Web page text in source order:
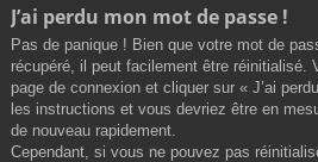
J’ai perdu mon mot de passe !
Pas de panique ! Bien que votre mot de
récupéré, il peut facilement être réinitialisé.
page de connexion et cliquer sur « J’ai
les instructions et vous devriez être en
de nouveau rapidement.
Cependant, si vous ne pouvez pas